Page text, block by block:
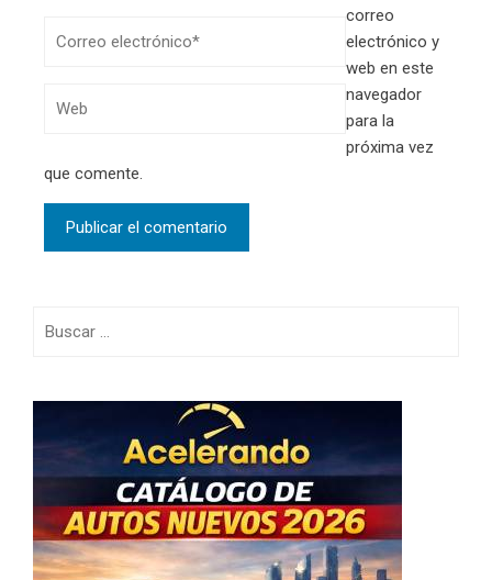
correo
electrónico y
web en este
navegador
para la
próxima vez
que comente.